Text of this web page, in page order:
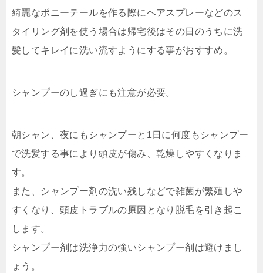
綺麗なポニーテールを作る際にヘアスプレーなどのス
タイリング剤を使う場合は帰宅後はその日のうちに洗
髪してキレイに洗い流すようにする事がおすすめ。
シャンプーのし過ぎにも注意が必要。
朝シャン、夜にもシャンプーと1日に何度もシャンプー
で洗髪する事により頭皮が傷み、乾燥しやすくなりま
す。
また、シャンプー剤の洗い残しなどで雑菌が繁殖しや
すくなり、頭皮トラブルの原因となり脱毛を引き起こ
します。
シャンプー剤は洗浄力の強いシャンプー剤は避けまし
ょう。